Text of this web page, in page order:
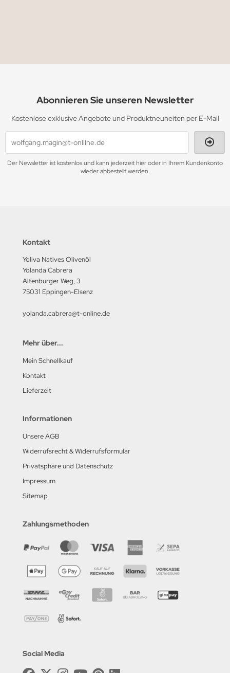
Abonnieren Sie unseren Newsletter
Kostenlose exklusive Angebote und Produktneuheiten per E-Mail
Der Newsletter ist kostenlos und kann jederzeit hier oder in Ihrem Kundenkonto
wieder abbestellt werden.
Kontakt
Yoliva Natives Olivenöl
Yolanda Cabrera
Altenburger Weg, 3
75031 Eppingen-Elsenz
yolanda.cabrera@t-online.de
Mehr über...
Mein Schnellkauf
Kontakt
Lieferzeit
Informationen
Unsere AGB
Widerrufsrecht & Widerrufsformular
Privatsphäre und Datenschutz
Impressum
Sitemap
Zahlungsmethoden
Social Media